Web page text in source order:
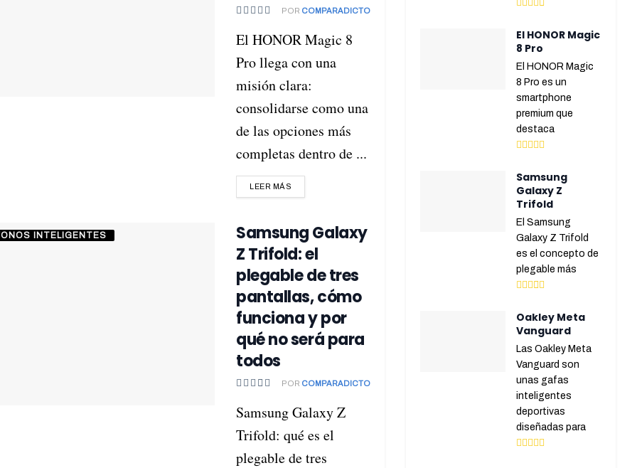
POR COMPARADICTO
El HONOR Magic 8
Pro llega con una
misión clara:
consolidarse como una
de las opciones más
completas dentro de ...
LEER MÁS
INTELIGENTES
Samsung Galaxy
Z Trifold: el
plegable de tres
pantallas, cómo
funciona y por
qué no será para
todos
POR COMPARADICTO
Samsung Galaxy Z
Trifold: qué es el
plegable de tres
El HONOR Magic
8 Pro
El HONOR Magic
8 Pro es un
smartphone
premium que
destaca
Samsung
Galaxy Z
Trifold
El Samsung
Galaxy Z Trifold
es el concepto de
plegable más
Oakley Meta
Vanguard
Las Oakley Meta
Vanguard son
unas gafas
inteligentes
deportivas
diseñadas para